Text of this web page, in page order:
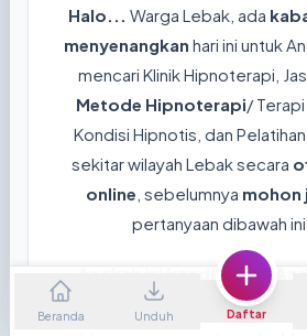
Halo... Warga Lebak, ada
menyenangkan hari ini untuk
mencari Klinik Hipnoterapi,
Metode Hipnoterapi/
Kondisi Hipnotis, dan
sekitar wilayah Lebak secara
online , sebelumnya mohon
pertanyaan dibawah
Apakah ini kondisi yang
rasakan
Beranda Unduh Daftar